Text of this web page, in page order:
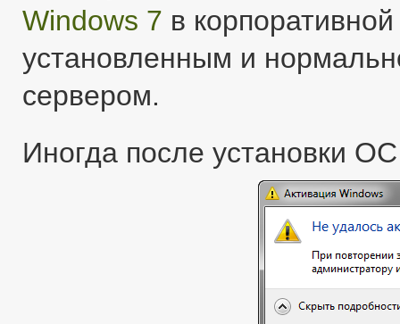
Windows 7 в
установленным и
сервером.
Иногда после установки